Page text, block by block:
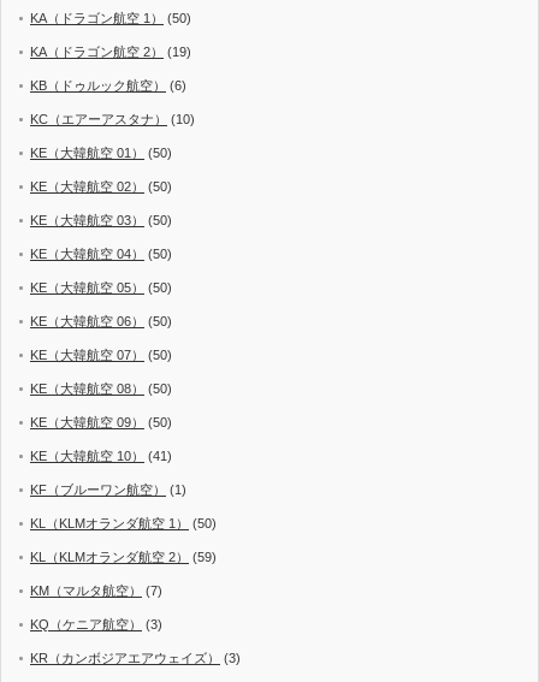
KA（ドラゴン航空 1） (50)
KA（ドラゴン航空 2） (19)
KB（ドゥルック航空） (6)
KC（エアーアスタナ） (10)
KE（大韓航空 01） (50)
KE（大韓航空 02） (50)
KE（大韓航空 03） (50)
KE（大韓航空 04） (50)
KE（大韓航空 05） (50)
KE（大韓航空 06） (50)
KE（大韓航空 07） (50)
KE（大韓航空 08） (50)
KE（大韓航空 09） (50)
KE（大韓航空 10） (41)
KF（ブルーワン航空） (1)
KL（KLMオランダ航空 1） (50)
KL（KLMオランダ航空 2） (59)
KM（マルタ航空） (7)
KQ（ケニア航空） (3)
KR（カンボジアエアウェイズ） (3)